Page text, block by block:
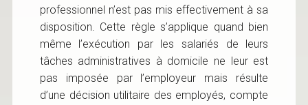
professionnel n’est pas mis effectivement à sa
disposition. Cette règle s’applique quand bien
même l’exécution par les salariés de leurs
tâches administratives à domicile ne leur est
pas imposée par l’employeur mais résulte
d’une décision utilitaire des employés, compte